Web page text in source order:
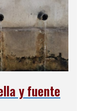
y fuente